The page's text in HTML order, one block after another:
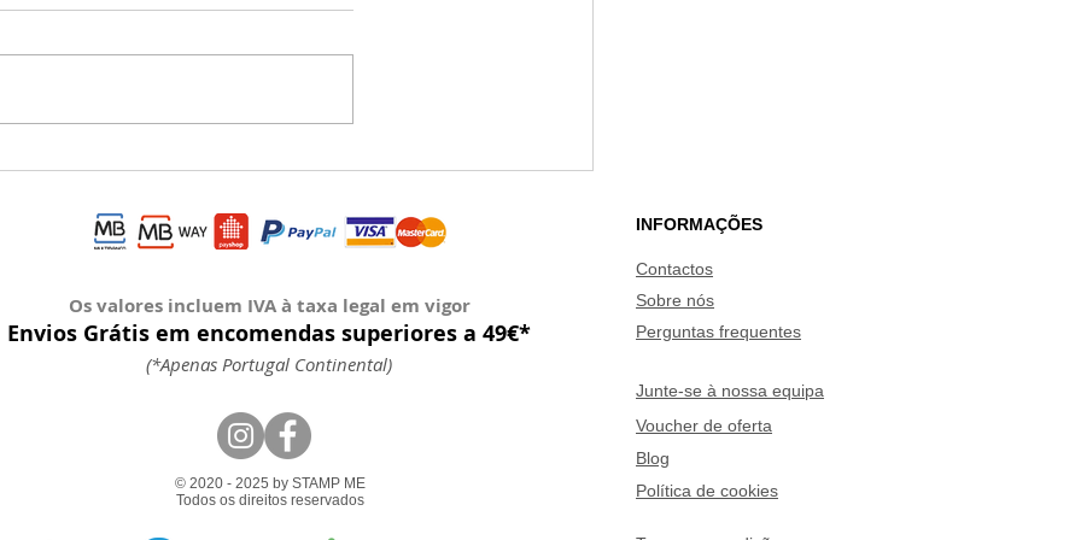
honestos,
este Natal Único com a
sorrisos ficam guardados para
Os valores incluem IVA à taxa legal em vigor
Envios Grátis em encomendas superiores a 49€*
(*Apenas Portugal Continental)
INFORMAÇÕES
Contactos
Sobre nós
Perguntas frequentes
Junte-se à nossa equipa
© 2020 - 2025 by STAMP ME
Todos os direitos reservados
Voucher de oferta
Blog
Política de cookies